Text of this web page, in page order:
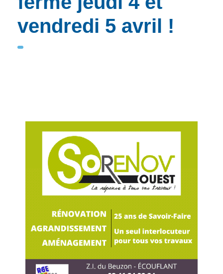
vendredi 5 avril !